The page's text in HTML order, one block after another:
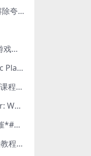
夸克网盘直链下载 解除夸克网盘下载限制 油猴脚本
2000个 steam共享游戏账号 离线steam账号分享
史前星球 Prehistoric Planet (2022) 中字 1080p 高清 阿里云盘 2022.5.27已更新全集
洋葱学院中小学免费课程集合 云盘下载
黑豹2 Black Panther: Wakanda Forever (2022) 高清版
OVA巨*エルフ母娘催*#1エルフの国を蹂*する男。汚された女王と姫
DeepNude使用方法教程FAQ